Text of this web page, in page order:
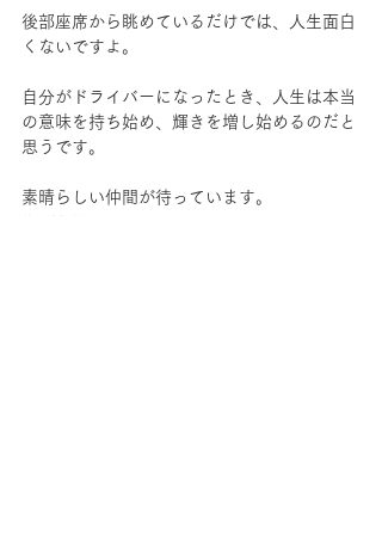
後部座席から眺めているだけでは、人生面白
くないですよ。
自分がドライバーになったとき、人生は本当
の意味を持ち始め、輝きを増し始めるのだと
思うです。
素晴らしい仲間が待っています。
#SLUSH